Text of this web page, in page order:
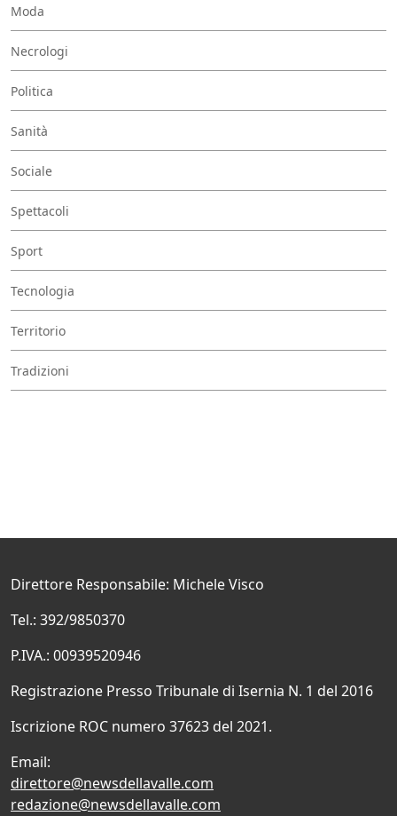
Moda
Necrologi
Politica
Sanità
Sociale
Spettacoli
Sport
Tecnologia
Territorio
Tradizioni
Direttore Responsabile: Michele Visco
Tel.: 392/9850370
P.IVA.: 00939520946
Registrazione Presso Tribunale di Isernia N. 1 del 2016
Iscrizione ROC numero 37623 del 2021.
Email:
direttore@newsdellavalle.com
redazione@newsdellavalle.com